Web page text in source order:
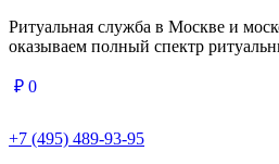
Ритуальная служба в Москве и
оказываем полный спектр
₽ 0
+7 (495) 489-93-95